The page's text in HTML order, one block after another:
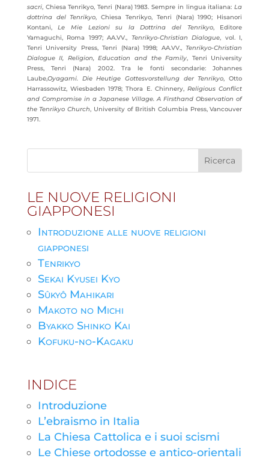
sacri, Chiesa Tenrikyo, Tenri (Nara) 1983. Sempre in lingua italiana:La
dottrina del Tenrikyo, Chiesa Tenrikyo, Tenri (Nara) 1990; Hisanori
Kontani,Le Mie Lezioni su la Dottrina del Tenrikyo, Editore
Yamaguchi, Roma 1997; AA.VV., Tenrikyo-Christian Dialogue, vol. I,
Tenri University Press, Tenri (Nara) 1998; AA.VV.,Tenrikyo-Christian
Dialogue II, Religion, Education and the Family, Tenri University
Press, Tenri (Nara) 2002. Tra le fonti secondarie: Johannes
Laube,Oyagami. Die Heutige Gottesvorstellung der Tenrikyo, Otto
Harrassowitz, Wiesbaden 1978; Thora E. Chinnery, Religious Conflict
and Compromise in a Japanese Village. A Firsthand Observation of
the Tenrikyo Church, University of British Columbia Press, Vancouver
1971.
LE NUOVE RELIGIONI
GIAPPONESI
Introduzione alle nuove religioni
giapponesi
Tenrikyo
Sekai Kyusei Kyo
Sûkyô Mahikari
Makoto no Michi
Byakko Shinko Kai
Kofuku-no-Kagaku
INDICE
Introduzione
L’ebraismo in Italia
La Chiesa Cattolica e i suoi scismi
Le Chiese ortodosse e antico-orientali